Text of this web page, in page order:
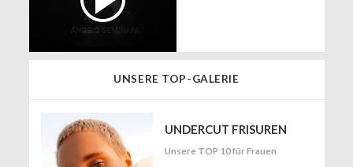
UNSERE TOP-GALERIE
UNDERCUT FRISUREN
Unsere TOP 10 für Frauen